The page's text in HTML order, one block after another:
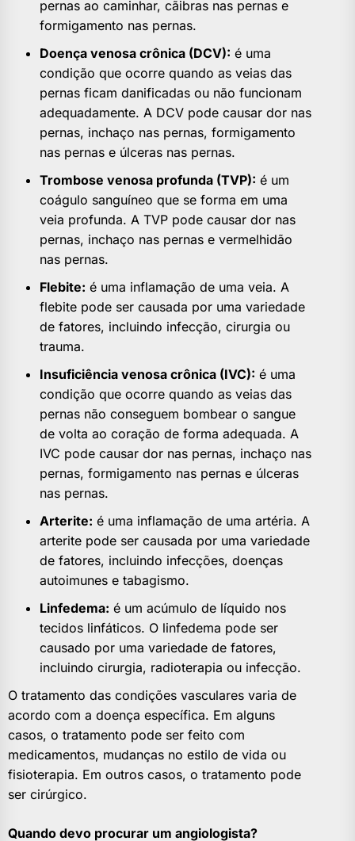
pernas ao caminhar, cãibras nas pernas e
formigamento nas pernas.
Doença venosa crônica (DCV): é uma
condição que ocorre quando as veias das
pernas ficam danificadas ou não funcionam
adequadamente. A DCV pode causar dor nas
pernas, inchaço nas pernas, formigamento
nas pernas e úlceras nas pernas.
Trombose venosa profunda (TVP): é um
coágulo sanguíneo que se forma em uma
veia profunda. A TVP pode causar dor nas
pernas, inchaço nas pernas e vermelhidão
nas pernas.
Flebite: é uma inflamação de uma veia. A
flebite pode ser causada por uma variedade
de fatores, incluindo infecção, cirurgia ou
trauma.
Insuficiência venosa crônica (IVC): é uma
condição que ocorre quando as veias das
pernas não conseguem bombear o sangue
de volta ao coração de forma adequada. A
IVC pode causar dor nas pernas, inchaço nas
pernas, formigamento nas pernas e úlceras
nas pernas.
Arterite: é uma inflamação de uma artéria. A
arterite pode ser causada por uma variedade
de fatores, incluindo infecções, doenças
autoimunes e tabagismo.
Linfedema: é um acúmulo de líquido nos
tecidos linfáticos. O linfedema pode ser
causado por uma variedade de fatores,
incluindo cirurgia, radioterapia ou infecção.
O tratamento das condições vasculares varia de
acordo com a doença específica. Em alguns
casos, o tratamento pode ser feito com
medicamentos, mudanças no estilo de vida ou
fisioterapia. Em outros casos, o tratamento pode
ser cirúrgico.
Quando devo procurar um angiologista?